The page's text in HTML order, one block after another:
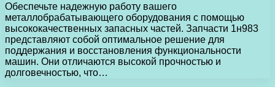
Обеспечьте надежную работу вашего
металлобрабатывающего оборудования с помощью
высококачественных запасных частей. Запчасти 1н983
представляют собой оптимальное решение для
поддержания и восстановления функциональности
машин. Они отличаются высокой прочностью и
долговечностью, что…